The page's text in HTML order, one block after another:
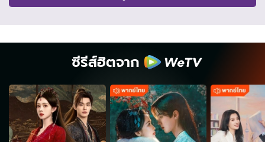
ซีรีส์ฮิตจาก